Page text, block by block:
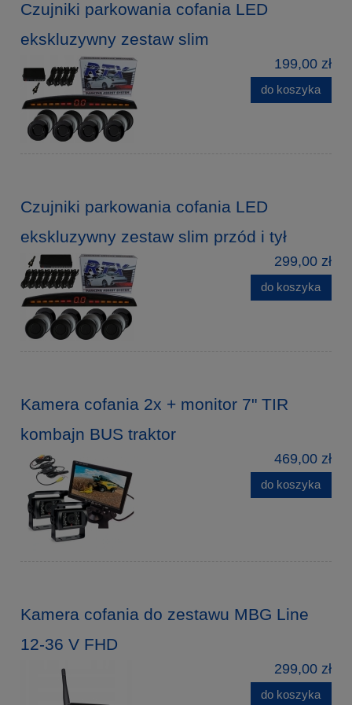
Czujniki parkowania cofania LED
ekskluzywny zestaw slim
199,00 zł
do koszyka
Czujniki parkowania cofania LED
ekskluzywny zestaw slim przód i tył
299,00 zł
do koszyka
Kamera cofania 2x + monitor 7" TIR
kombajn BUS traktor
469,00 zł
do koszyka
Kamera cofania do zestawu MBG Line
12-36 V FHD
299,00 zł
do koszyka